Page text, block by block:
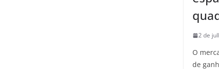
2 de
O
de